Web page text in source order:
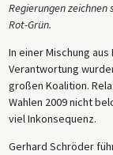
Regierungen
Rot-Grün.
In einer Mischung
Verantwortung
großen Koalition.
Wahlen 2009 nicht
viel Inkonsequenz.
Gerhard Schröder